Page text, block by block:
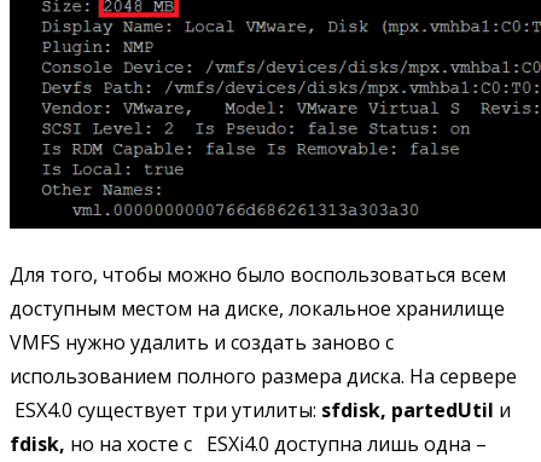
Для того, чтобы можно было воспользоваться всем
доступным местом на диске, локальное хранилище
VMFS нужно удалить и создать заново с
использованием полного размера диска. На сервере
ESX4.0 существует три утилиты: sfdisk, partedUtil и
fdisk, но на хосте с ESXi4.0 доступна лишь одна –